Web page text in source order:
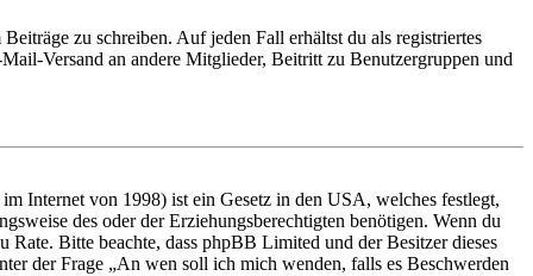
zu schreiben. Auf jeden Fall erhältst du als registriertes
Versand an andere Mitglieder, Beitritt zu Benutzergruppen und
Internet von 1998) ist ein Gesetz in den USA, welches festlegt,
des oder der Erziehungsberechtigten benötigen. Wenn du
Bitte beachte, dass phpBB Limited und der Besitzer dieses
der Frage „An wen soll ich mich wenden, falls es Beschwerden